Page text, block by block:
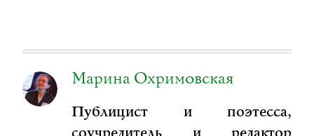
Марина Охримовская
Публицист и поэтесса,